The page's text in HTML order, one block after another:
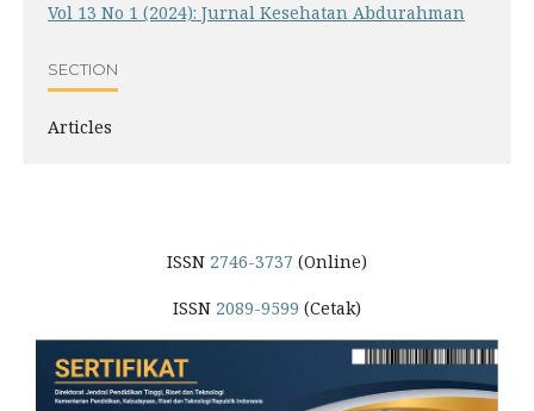
Vol 13 No 1 (2024): Jurnal Kesehatan Abdurahman
SECTION
Articles
ISSN 2746-3737 (Online)
ISSN 2089-9599 (Cetak)